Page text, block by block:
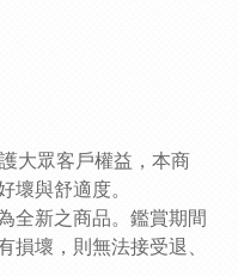
大眾客戶權益，本商
壞與舒適度。
全新之商品。鑑賞期間
損壞，則無法接受退、